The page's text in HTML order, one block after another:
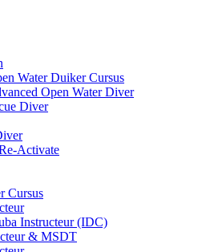
Water Duiker Cursus
Open Water Diver
Diver
Activate
Cursus
Instructeur (IDC)
& MSDT